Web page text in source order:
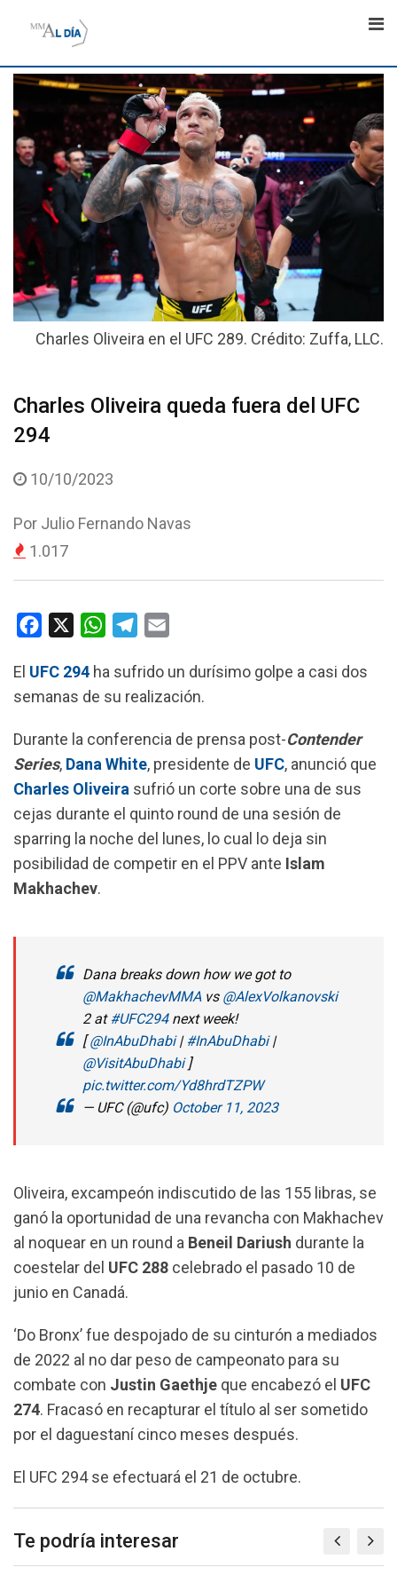
Charles Oliveira en el UFC 289. Crédito: Zuffa, LLC.
Charles Oliveira queda fuera del UFC
294
10/10/2023
Por Julio Fernando Navas
1.017
c
e
o
o
k
W
a
t
A
p
p
l
e
r
a
m
a
i
El UFC 294 ha sufrido un durísimo golpe a casi dos
semanas de su realización.
Durante la conferencia de prensa post-Contender
Series, Dana White, presidente de UFC, anunció que
Charles Oliveira sufrió un corte sobre una de sus
cejas durante el quinto round de una sesión de
sparring la noche del lunes, lo cual lo deja sin
posibilidad de competir en el PPV ante Islam
Makhachev.
Dana breaks down how we got to
@MakhachevMMA vs @AlexVolkanovski
2 at#UFC294next week!
[@InAbuDhabi|#InAbuDhabi|
@VisitAbuDhabi]
pic.twitter.com/Yd8hrdTZPW
— UFC (@ufc) October 11, 2023
Oliveira, excampeón indiscutido de las 155 libras, se
ganó la oportunidad de una revancha con Makhachev
al noquear en un round a Beneil Dariush durante la
coestelar del UFC 288 celebrado el pasado 10 de
junio en Canadá.
‘Do Bronx’ fue despojado de su cinturón a mediados
de 2022 al no dar peso de campeonato para su
combate con Justin Gaethje que encabezó el UFC
274. Fracasó en recapturar el título al ser sometido
por el daguestaní cinco meses después.
El UFC 294 se efectuará el 21 de octubre.
Te podría interesar